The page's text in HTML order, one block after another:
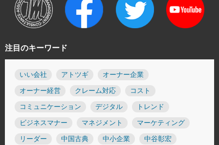
注目のキーワード
いい会社 アトツギ オーナー企業
オーナー経営 クレーム対応 コスト
コミュニケーション デジタル トレンド
ビジネスマナー マネジメント マーケティング
リーダー 中国古典 中小企業 中谷彰宏